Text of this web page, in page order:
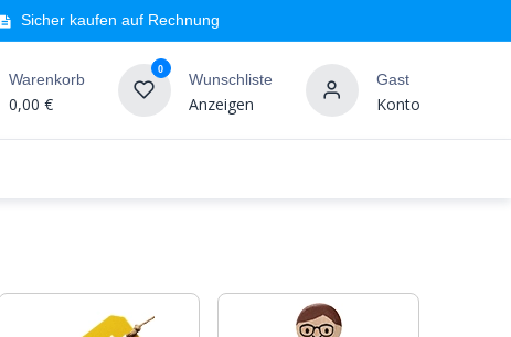
Sicher kaufen auf Rechnung
Warenkorb
0,00 €
0
Wunschliste
Anzeigen
Gast
Konto